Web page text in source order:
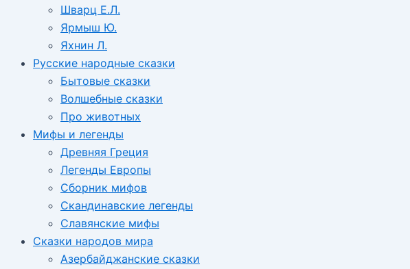
Шварц Е.Л.
Ярмыш Ю.
Яхнин Л.
Русские народные сказки
Бытовые сказки
Волшебные сказки
Про животных
Мифы и легенды
Древняя Греция
Легенды Европы
Сборник мифов
Скандинавские легенды
Славянские мифы
Сказки народов мира
Азербайджанские сказки